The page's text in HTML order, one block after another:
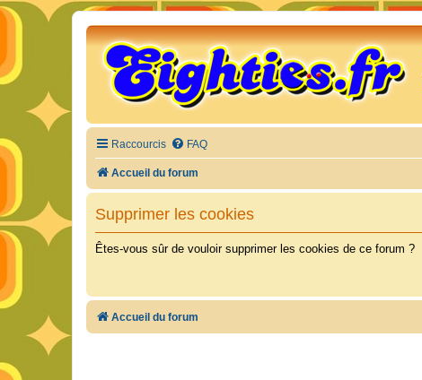
Raccourcis FAQ
Accueil du forum
Supprimer les cookies
Êtes-vous sûr de vouloir supprimer les cookies de ce forum ?
Accueil du forum